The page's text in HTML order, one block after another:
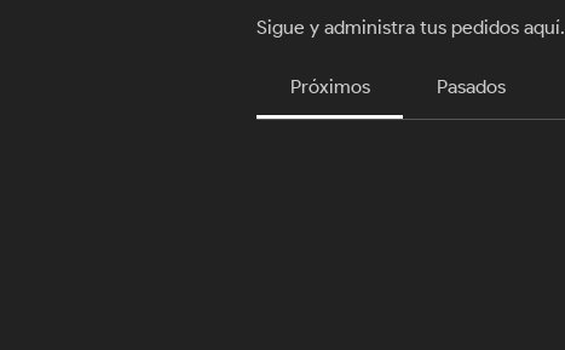
Sigue y administra tus pedidos aquí.
Próximos Pasados